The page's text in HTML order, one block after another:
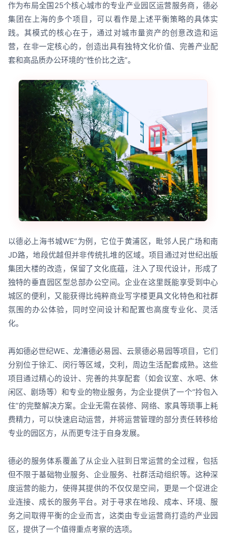
作为布局全国25个核心城市的专业产业园区运营服务商，德必
集团在上海的多个项目，可以看作是上述平衡策略的具体实
践。其模式的核心在于，通过对城市量资产的创意改造和运
营，在非一定核心的，创造出具有独特文化价值、完善产业配
套和高品质办公环境的“性价比之选”。
以德必上海书城WE”为例，它位于黄浦区，毗邻人民广场和南
JD路，地段优越但并非传统扎堆的区域。项目通过对世纪出版
集团大楼的改造，保留了文化底蕴，注入了现代设计，形成了
独特的垂直园区型总部办公空间。企业在这里既能享受到中心
城区的便利，又能获得比纯粹商业写字楼更具文化特色和社群
氛围的办公体验，同时空间设计和配置也高度专业化、灵活
化。
再如德必世纪WE、龙漕德必易园、云景德必易园等项目，它们
分别位于徐汇、闵行等区域，交利，周边生活配套成熟。这些
项目通过精心的设计、完善的共享配套（如会议室、水吧、休
闲区、剧场等）和专业的物业服务，为企业提供了一个“拎包入
住”的完整解决方案。企业无需在装修、网络、家具等琐事上耗
费精力，可以快速启动运营，并将运营管理的部分责任转移给
专业的园区方，从而更专注于自身发展。
德必的服务体系覆盖了从企业入驻到日常运营的全过程，包括
但不限于基础物业服务、企业服务、社群活动组织等。这种深
度运营的能力，使得其提供的不仅仅是空间，更是一个促进企
业连接、成长的服务平台。对于寻求在地段、成本、环境、服
务之间取得平衡的企业而言，这类由专业运营商打造的产业园
区，提供了一个值得重点考察的选项。